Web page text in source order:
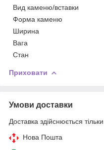
Вид каменю/вставки
Форма каменю
Ширина
Вага
Стан
Приховати
Умови доставки
Доставка здійснюється
Нова Пошта